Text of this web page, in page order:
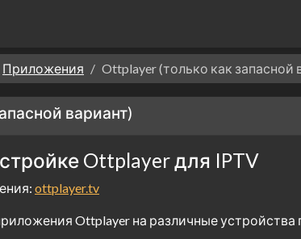
Приложения Ottplayer (только как запасной
вариант)
Ottplayer для IPTV
ottplayer.tv
Ottplayer на различные устройства